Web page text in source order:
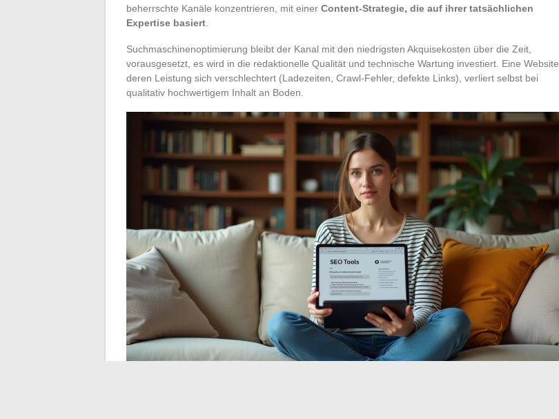
beherrschte Kanäle konzentrieren, mit einer Content-Strategie, die auf ihrer tatsächlichen
Expertise basiert
Suchmaschinenoptimierung bleibt der Kanal mit den niedrigsten Akquisekosten über die Zeit,
vorausgesetzt, es wird in die redaktionelle Qualität und technische Wartung investiert. Eine Website,
deren Leistung sich verschlechtert (Ladezeiten, Crawl-Fehler, defekte Links), verliert selbst bei
qualitativ hochwertigem Inhalt an Boden.